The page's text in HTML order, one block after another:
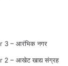
3 – आरंभिक नगर
– आखेट खाद्य संग्रह